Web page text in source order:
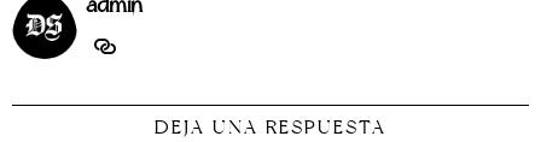
DEJA UNA RESPUESTA